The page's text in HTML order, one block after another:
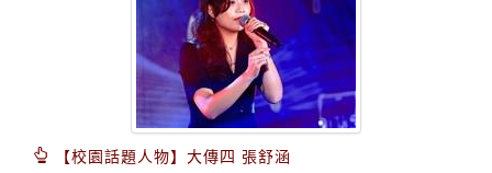
【校園話題人物】大傳四 張舒涵